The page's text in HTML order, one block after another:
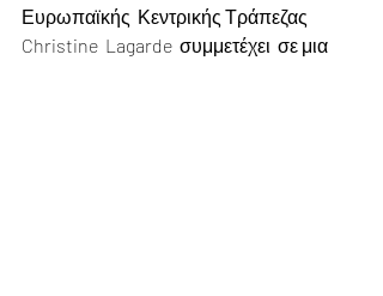
Ευρωπαϊκής  Κεντρικής Τράπεζας
Christine  Lagarde  συμμετέχει  σε μια